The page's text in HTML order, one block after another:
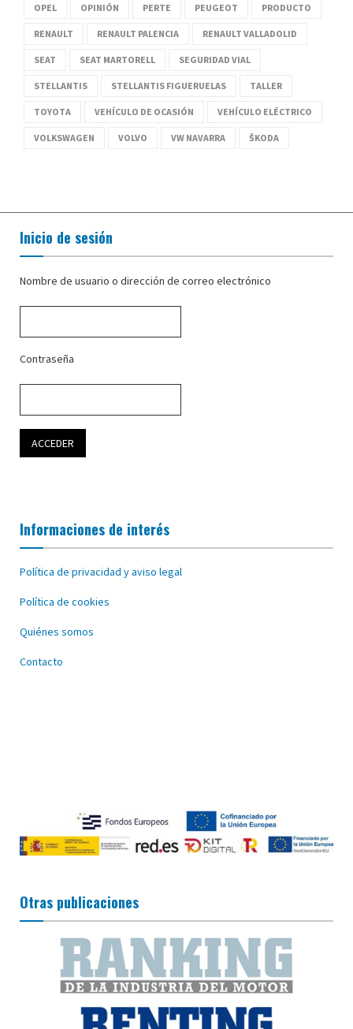
OPEL OPINIÓN PERTE PEUGEOT PRODUCTO
RENAULT RENAULT PALENCIA RENAULT VALLADOLID
SEAT SEAT MARTORELL SEGURIDAD VIAL
STELLANTIS STELLANTIS FIGUERUELAS TALLER
TOYOTA VEHÍCULO DE OCASIÓN VEHÍCULO ELÉCTRICO
VOLKSWAGEN VOLVO VW NAVARRA ŠKODA
Inicio de sesión
Nombre de usuario o dirección de correo electrónico
Contraseña
Informaciones de interés
Política de privacidad y aviso legal
Política de cookies
Quiénes somos
Contacto
Otras publicaciones